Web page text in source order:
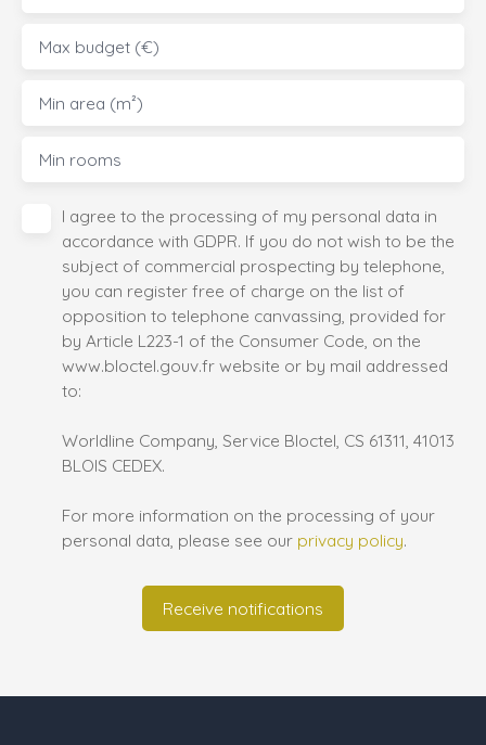
Max budget (€)
Min area (m²)
Min rooms
I agree to the processing of my personal data in
accordance with GDPR. If you do not wish to be the
subject of commercial prospecting by telephone,
you can register free of charge on the list of
opposition to telephone canvassing, provided for
by Article L223-1 of the Consumer Code, on the
www.bloctel.gouv.fr website or by mail addressed
to:
Worldline Company, Service Bloctel, CS 61311, 41013
BLOIS CEDEX.
For more information on the processing of your
personal data, please see our privacy policy.
Receive notifications